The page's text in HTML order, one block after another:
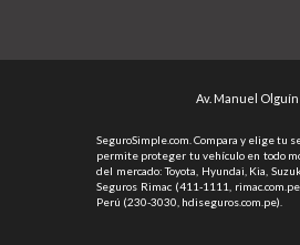
Av. Manuel Olguín
SeguroSimple.com. Compara y elige tu
permite proteger tu vehículo en todo
del mercado: Toyota, Hyundai, Kia,
Seguros Rimac (411-1111,
Perú (230-3030, hdiseguros.com.pe).